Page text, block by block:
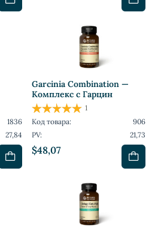
1836
27,84
Garcinia Combination —
Комплекс с Гарцин
$48,07
1
Код товара:
906
PV:
21,73